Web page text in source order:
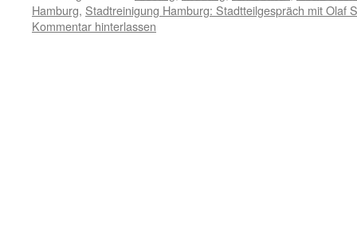
Hamburg, Stadtreinigung Hamburg: Stadtteilgespräch mit Olaf
Kommentar hinterlassen